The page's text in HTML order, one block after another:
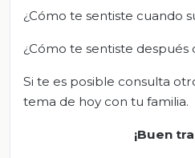
¿Cómo te sentiste cuando
¿Cómo te sentiste después
Si te es posible consulta
tema de hoy con tu familia.
¡Buen